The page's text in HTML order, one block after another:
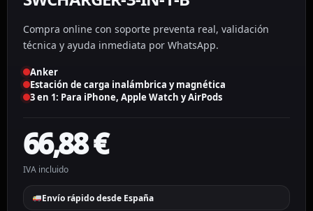
Compra online con soporte preventa real, validación
técnica y ayuda inmediata por WhatsApp.
Anker
Estación de carga inalámbrica y magnética
3 en 1: Para iPhone, Apple Watch y AirPods
66,88€
IVA incluido
Envío rápido desde España